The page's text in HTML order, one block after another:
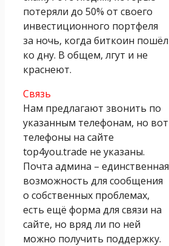
потеряли до 50% от своего
инвестиционного портфеля
за ночь, когда биткоин пошёл
ко дну. В общем, лгут и не
краснеют.
Связь
Нам предлагают звонить по
указанным телефонам, но вот
телефоны на сайте
top4you.trade не указаны.
Почта админа – единственная
возможность для сообщения
о собственных проблемах,
есть ещё форма для связи на
сайте, но вряд ли по ней
можно получить поддержку.